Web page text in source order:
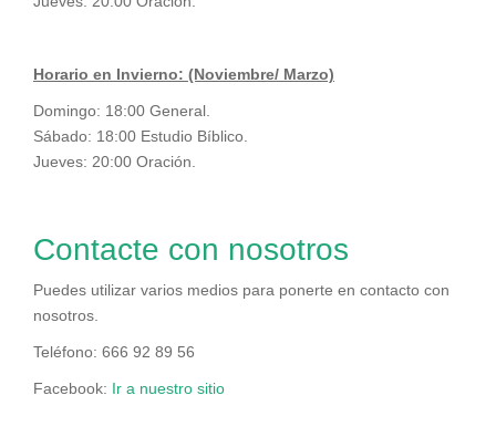
Horario en Invierno: (Noviembre/ Marzo)
Domingo: 18:00 General.
Sábado: 18:00 Estudio Bíblico.
Jueves: 20:00 Oración.
Contacte con nosotros
Puedes utilizar varios medios para ponerte en contacto con
nosotros.
Teléfono: 666 92 89 56
Facebook: Ir a nuestro sitio